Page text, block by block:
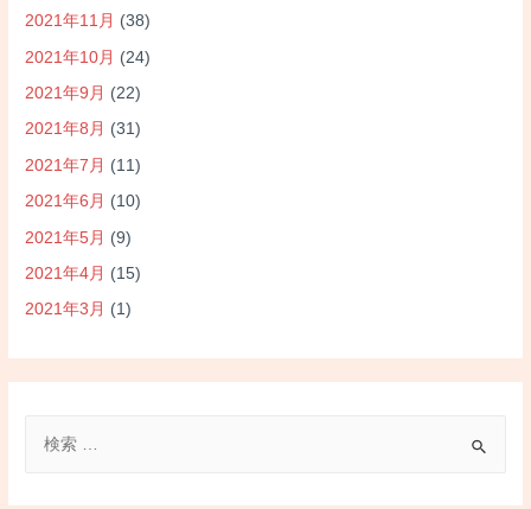
2021年11月 (38)
2021年10月 (24)
2021年9月 (22)
2021年8月 (31)
2021年7月 (11)
2021年6月 (10)
2021年5月 (9)
2021年4月 (15)
2021年3月 (1)